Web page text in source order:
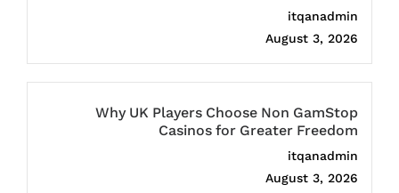
itqanadmin
August 3, 2026
Why UK Players Choose Non GamStop
Casinos for Greater Freedom
itqanadmin
August 3, 2026